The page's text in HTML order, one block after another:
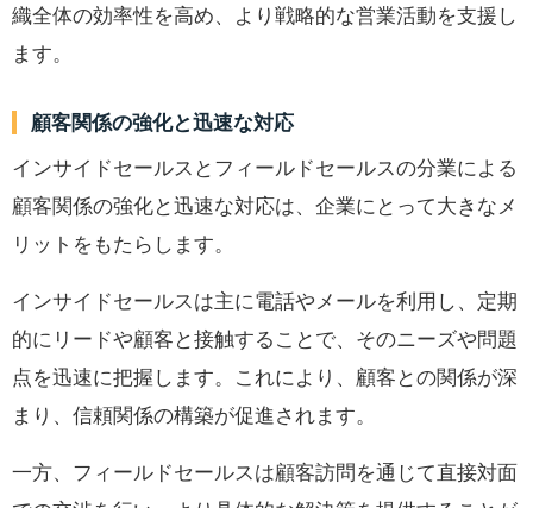
織全体の効率性を高め、より戦略的な営業活動を支援し
ます。
顧客関係の強化と迅速な対応
インサイドセールスとフィールドセールスの分業による
顧客関係の強化と迅速な対応は、企業にとって大きなメ
リットをもたらします。
インサイドセールスは主に電話やメールを利用し、定期
的にリードや顧客と接触することで、そのニーズや問題
点を迅速に把握します。これにより、顧客との関係が深
まり、信頼関係の構築が促進されます。
一方、フィールドセールスは顧客訪問を通じて直接対面